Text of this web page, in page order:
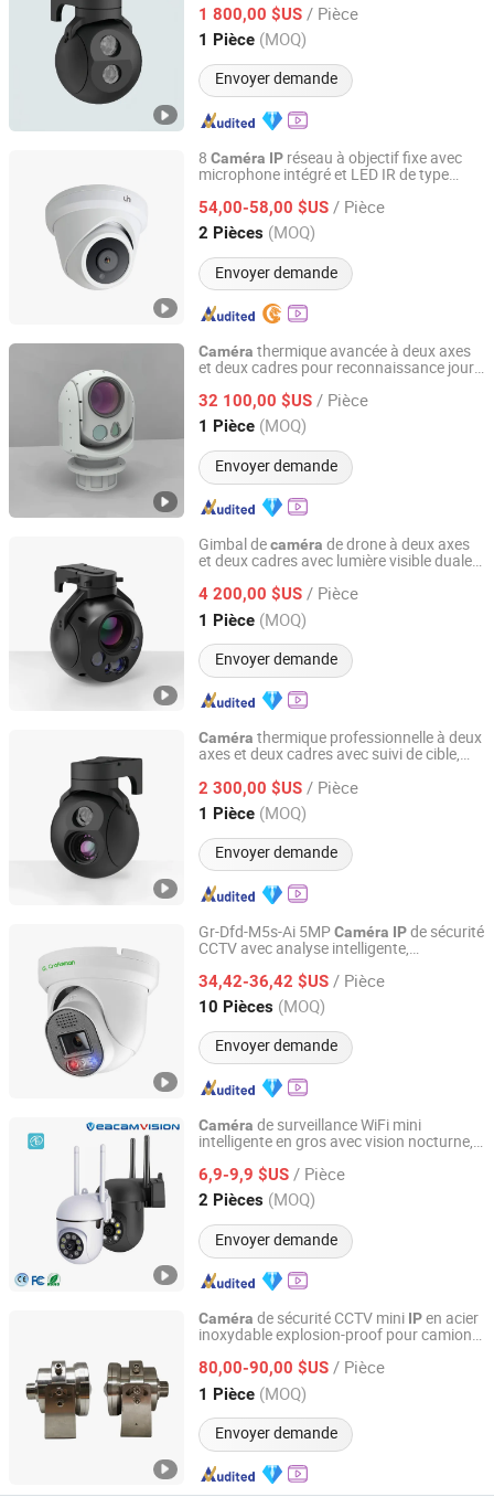
double canal
1 800,00 $US / Pièce
1 Pièce (MOQ)
Envoyer demande
Jiangsu, China Depuis 2025
8 Caméra IP réseau à objectif fixe avec
microphone intégré et LED IR de type
54,00-58,00 $US / Pièce
2 Pièces (MOQ)
Envoyer demande
Uin Technology Co., Ltd.
Yunnan, China Depuis 2026
Caméra thermique avancée à deux axes
et deux cadres pour reconnaissance jour-
capacités de mesure pour gimbal de
drone
32 100,00 $US / Pièce
1 Pièce (MOQ)
Envoyer demande
Nanjing Zhuoyu Intelligent Technology Co., Ltd.
Jiangsu, China Depuis 2025
Gimbal decaméra de drone à deux axes
et deux cadres avec lumière visible duale,
technologies laser Lm120-4
thermique
4 200,00 $US / Pièce
1 Pièce (MOQ)
Envoyer demande
Nanjing Zhuoyu Intelligent Technology Co., Ltd.
Jiangsu, China Depuis 2025
Caméra thermique professionnelle à deux
axes et deux cadres avec suivi de cible,
compression d'image pour gimbal de
drone
2 300,00 $US / Pièce
1 Pièce (MOQ)
Envoyer demande
Nanjing Zhuoyu Intelligent Technology Co., Ltd.
Jiangsu, China Depuis 2025
Gr-Dfd-M5s-Ai 5MPCaméra IPde sécurité
CCTV avec analyse intelligente,
d'incendie et capture de plaques
d'immatriculation
34,42-36,42 $US / Pièce
10 Pièces (MOQ)
Envoyer demande
HICO TECH CO., LIMITED
Guangdong, China Depuis 2019
Caméra de surveillance WiFi mini
intelligente en gros avec vision nocturne,
enregistreur espion PTZ caché pour la
maison Hikvision Dahua
6,9-9,9 $US / Pièce
2 Pièces (MOQ)
Envoyer demande
Veacam Electronics Co., Ltd
Guangdong, China Depuis 2023
Caméra de sécurité CCTV mini IPen acier
inoxydable explosion-proof pour camion-
80,00-90,00 $US / Pièce
1 Pièce (MOQ)
Envoyer demande
Fuzhou Xuzhuo Electronic Technology Co., Ltd.
Fujian, China Depuis 2026